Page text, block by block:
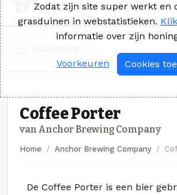
Coffee Porter
van Anchor Brewing Company
Home Anchor Brewing Company
De Coffee Porter is een bier
Zodat zijn site super werkt en
grasduinen in webstatistieken.
informatie over zijn
Voorkeuren Cookies